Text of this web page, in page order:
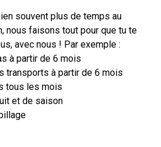
souvent plus de temps au
nous faisons tout pour que tu te
avec nous ! Par exemple :
à partir de 6 mois
transports à partir de 6 mois
tous les mois
et de saison